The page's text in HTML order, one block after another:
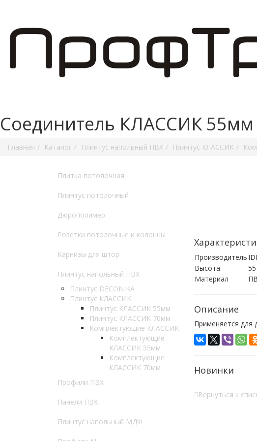
Соединитель КЛАССИК 55мм
Главная Каталог Плинтус напольный ПВХ Плинтус КЛАССИК
Плитка потолочная
Плинтус потолочный
Дюрополимер
Розетки потолочные и колонны
Карнизы для штор
Плинтус напольный ПВХ
Плинтус DECONIKA
Плинтус КЛАССИК
Плинтус КЛАССИК 55мм
Плинтус КЛАССИК 70мм
Комплектующие КЛАССИК
Комплектующие
КЛАССИК 55мм
Комплектующие
КЛАССИК 70мм
Профили ПВХ
Панели ПВХ
Плинтус напольный МДФ
Производитель
Высота
Материал
Описание
Применяется для
Новинки
Вернуться к